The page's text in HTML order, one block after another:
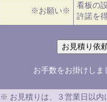
※お願い※
看板の
許諾を
お手数をお掛けし
※ お見積りは、３営業日以内